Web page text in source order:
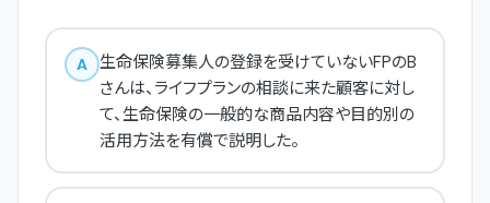
A
生命保険募集人の登録を受けていないFPのB
さんは、ライフプランの相談に来た顧客に対し
て、生命保険の一般的な商品内容や目的別の
活用方法を有償で説明した。